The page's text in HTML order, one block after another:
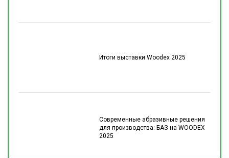
Итоги выставки Woodex 2025
Современные абразивные решения
для производства: БАЗ на WOODEX
2025